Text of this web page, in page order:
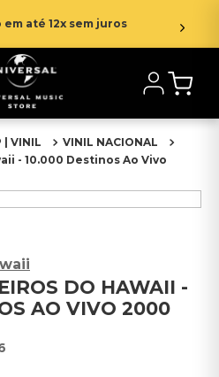
até 12x sem juros
| VINIL
VINIL NACIONAL
- 10.000 Destinos Ao Vivo
DO HAWAII -
AO VIVO 2000